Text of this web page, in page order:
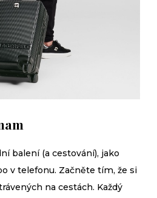
balení (a cestování), jako
v telefonu. Začněte tím, že si
na cestách. Každý